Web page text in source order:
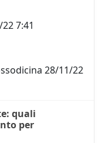
7:41
28/11/22
quali
per